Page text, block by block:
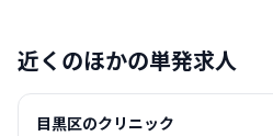
近くのほかの単発求人
目黒区のクリニック